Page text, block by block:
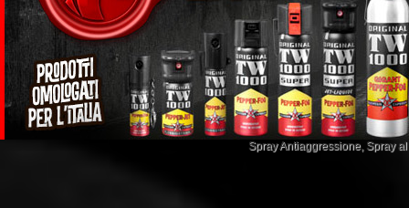
Spray Antiaggressione, Spray